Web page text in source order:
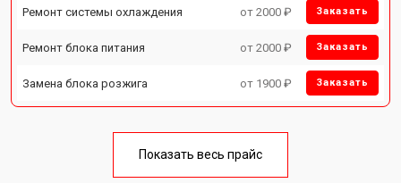
Ремонт системы охлаждения от 2000 ₽ Заказать
Ремонт блока питания от 2000 ₽ Заказать
Замена блока розжига от 1900 ₽ Заказать
Показать весь прайс